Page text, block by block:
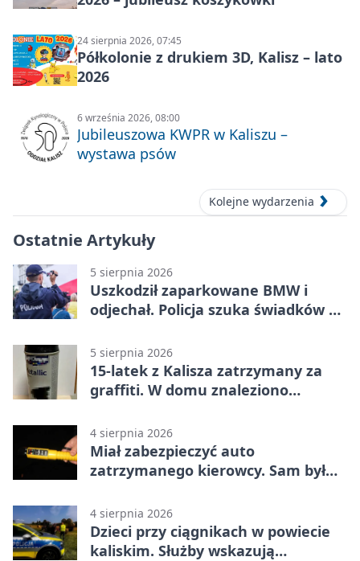
24 sierpnia 2026, 07:45
Półkolonie z drukiem 3D, Kalisz – lato
2026
6 września 2026, 08:00
Jubileuszowa KWPR w Kaliszu –
wystawa psów
Kolejne wydarzenia
Ostatnie Artykuły
5 sierpnia 2026
Uszkodził zaparkowane BMW i
odjechał. Policja szuka świadków w
5 sierpnia 2026
15-latek z Kalisza zatrzymany za
graffiti. W domu znaleziono
4 sierpnia 2026
Miał zabezpieczyć auto
zatrzymanego kierowcy. Sam był
4 sierpnia 2026
Dzieci przy ciągnikach w powiecie
kaliskim. Służby wskazują